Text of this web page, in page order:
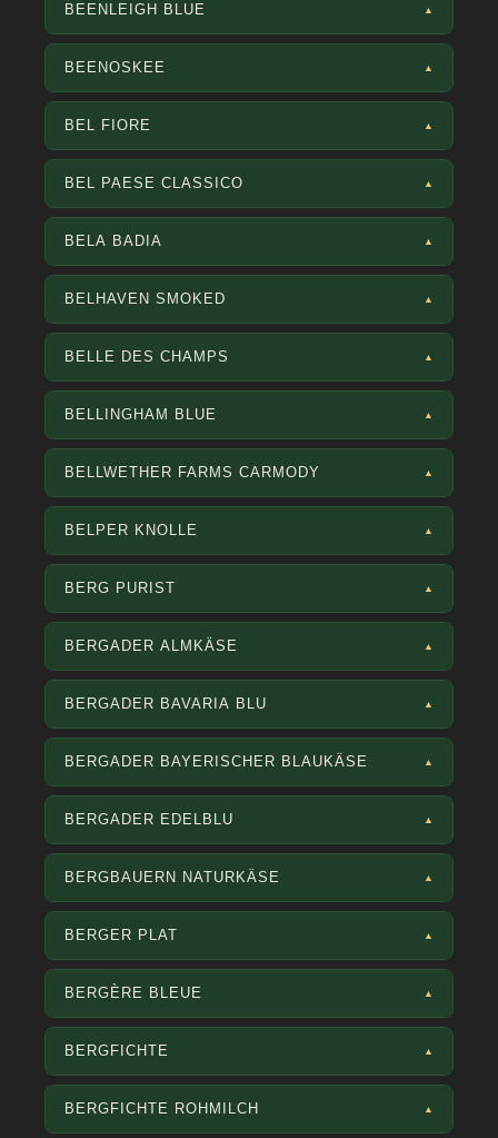
BEENLEIGH BLUE ▲
BEENOSKEE ▲
BEL FIORE ▲
BEL PAESE CLASSICO ▲
BELA BADIA ▲
BELHAVEN SMOKED ▲
BELLE DES CHAMPS ▲
BELLINGHAM BLUE ▲
BELLWETHER FARMS CARMODY ▲
BELPER KNOLLE ▲
BERG PURIST ▲
BERGADER ALMKÄSE ▲
BERGADER BAVARIA BLU ▲
BERGADER BAYERISCHER BLAUKÄSE ▲
BERGADER EDELBLU ▲
BERGBAUERN NATURKÄSE ▲
BERGER PLAT ▲
BERGÈRE BLEUE ▲
BERGFICHTE ▲
BERGFICHTE ROHMILCH ▲